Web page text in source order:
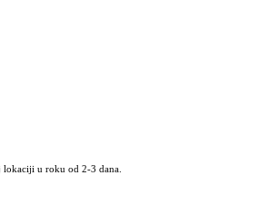
u roku od 2-3 dana.